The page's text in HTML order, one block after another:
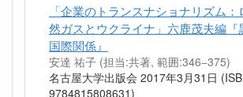
「企業のトランスナショナリズム
然ガスとウクライナ」六鹿茂夫編『
国際関係』
安達 祐子 (担当:共著, 範囲:346−375)
名古屋大学出版会 2017年3月31日
9784815808631)